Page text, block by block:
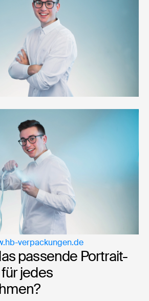
verpackungen.de
passende Portrait-
jedes